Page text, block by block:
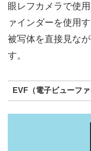
眼レフカメラで使
ァインダーを使用
被写体を直接見な
す。
EVF（電子ビューファ